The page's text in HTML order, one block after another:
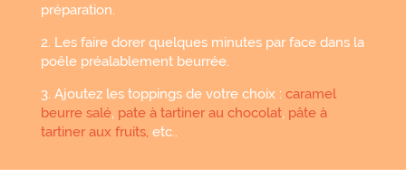
préparation.
2. Les faire dorer quelques minutes par face dans la
poêle préalablement beurrée.
3. Ajoutez les toppings de votre choix : caramel
beurre salé, pate à tartiner au chocolat, pâte à
tartiner aux fruits, etc..